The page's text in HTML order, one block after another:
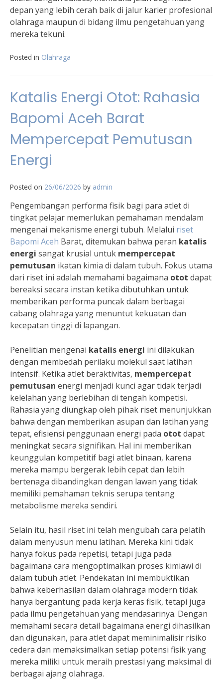
depan yang lebih cerah baik di jalur karier profesional
olahraga maupun di bidang ilmu pengetahuan yang
mereka tekuni.
Posted in Olahraga
Katalis Energi Otot: Rahasia
Bapomi Aceh Barat
Mempercepat Pemutusan
Energi
Posted on 26/06/2026 by admin
Pengembangan performa fisik bagi para atlet di
tingkat pelajar memerlukan pemahaman mendalam
mengenai mekanisme energi tubuh. Melalui riset
Bapomi Aceh Barat, ditemukan bahwa peran katalis
energi sangat krusial untuk mempercepat
pemutusan ikatan kimia di dalam tubuh. Fokus utama
dari riset ini adalah memahami bagaimana otot dapat
bereaksi secara instan ketika dibutuhkan untuk
memberikan performa puncak dalam berbagai
cabang olahraga yang menuntut kekuatan dan
kecepatan tinggi di lapangan.
Penelitian mengenai katalis energi ini dilakukan
dengan membedah perilaku molekul saat latihan
intensif. Ketika atlet beraktivitas, mempercepat
pemutusan energi menjadi kunci agar tidak terjadi
kelelahan yang berlebihan di tengah kompetisi.
Rahasia yang diungkap oleh pihak riset menunjukkan
bahwa dengan memberikan asupan dan latihan yang
tepat, efisiensi penggunaan energi pada otot dapat
meningkat secara signifikan. Hal ini memberikan
keunggulan kompetitif bagi atlet binaan, karena
mereka mampu bergerak lebih cepat dan lebih
bertenaga dibandingkan dengan lawan yang tidak
memiliki pemahaman teknis serupa tentang
metabolisme mereka sendiri.
Selain itu, hasil riset ini telah mengubah cara pelatih
dalam menyusun menu latihan. Mereka kini tidak
hanya fokus pada repetisi, tetapi juga pada
bagaimana cara mengoptimalkan proses kimiawi di
dalam tubuh atlet. Pendekatan ini membuktikan
bahwa keberhasilan dalam olahraga modern tidak
hanya bergantung pada kerja keras fisik, tetapi juga
pada ilmu pengetahuan yang mendasarinya. Dengan
memahami secara detail bagaimana energi dihasilkan
dan digunakan, para atlet dapat meminimalisir risiko
cedera dan memaksimalkan setiap potensi fisik yang
mereka miliki untuk meraih prestasi yang maksimal di
berbagai ajang olahraga.